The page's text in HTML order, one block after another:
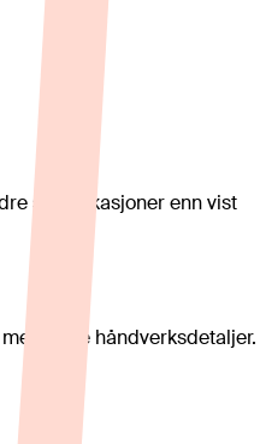
spesifikasjoner enn vist
lekre håndverksdetaljer.